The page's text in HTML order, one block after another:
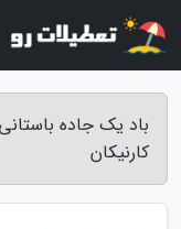
باد یک جاده
کارنیکان